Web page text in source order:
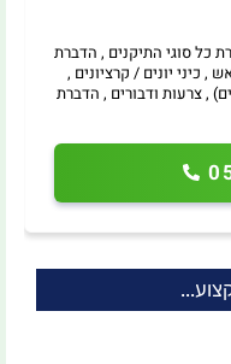
כל סוגי התיקנים , הדברת
כיני יונים / קרציונים ,
, צרעות ודבורים , הדברת